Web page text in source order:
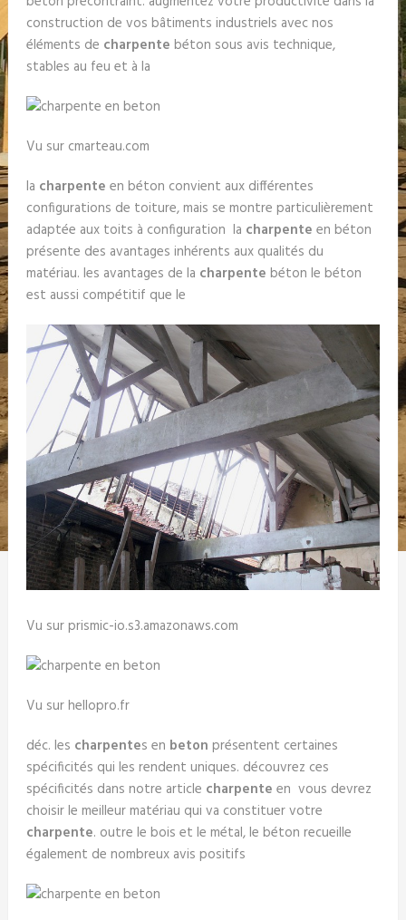
construction de vos bâtiments industriels avec nos
éléments de charpente béton sous avis technique,
stables au feu et à la
Vu sur cmarteau.com
la charpente en béton convient aux différentes
configurations de toiture, mais se montre particulièrement
adaptée aux toits à configuration la charpente en béton
présente des avantages inhérents aux qualités du
matériau. les avantages de la charpente béton le béton
est aussi compétitif que le
Vu sur prismic-io.s3.amazonaws.com
Vu sur hellopro.fr
déc. les charpentes en beton présentent certaines
spécificités qui les rendent uniques. découvrez ces
spécificités dans notre article charpente en vous devrez
choisir le meilleur matériau qui va constituer votre
charpente. outre le bois et le métal, le béton recueille
également de nombreux avis positifs